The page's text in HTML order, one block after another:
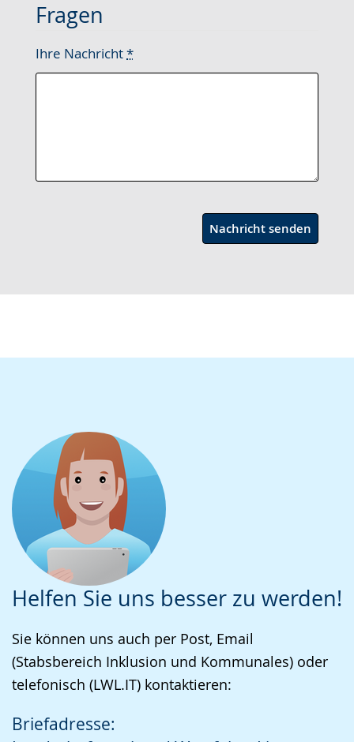
Fragen
Ihre Nachricht*
Nachricht senden
Helfen Sie uns besser zu werden!
Sie können uns auch per Post, Email
(Stabsbereich Inklusion und Kommunales) oder
telefonisch (LWL.IT) kontaktieren:
Briefadresse: